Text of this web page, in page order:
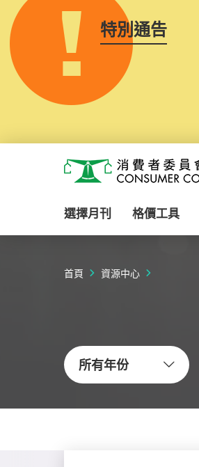
特別通告
消費者委員會
選擇月刊 格價工具
首頁 資源中心
所有年份